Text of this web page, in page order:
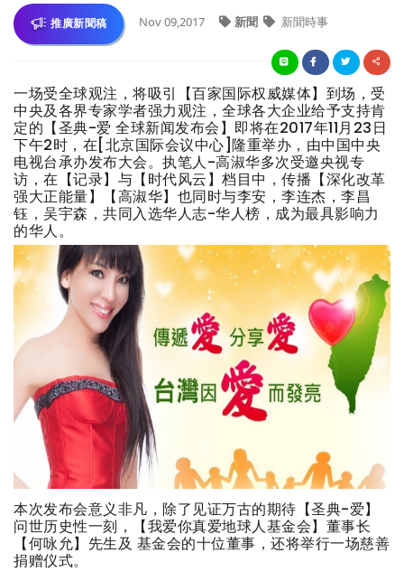
推廣新聞稿 Nov 09,2017 新聞 新聞時事
一场受全球观注，将吸引【百家国际权威媒体】到场，受
中央及各界专家学者强力观注，全球各大企业给予支持肯
定的【圣典-爱 全球新闻发布会】即将在2017年11月23日
下午2时，在[北京国际会议中心]隆重举办，由中国中央
电视台承办发布大会。执笔人-高淑华多次受邀央视专
访，在【记录】与【时代风云】档目中，传播【深化改革
强大正能量】【高淑华】也同时与李安，李连杰，李昌
钰，吴宇森，共同入选华人志-华人榜，成为最具影响力
的华人。
本次发布会意义非凡，除了见证万古的期待【圣典-爱】
问世历史性一刻，【我爱你真爱地球人基金会】董事长
【何咏允】先生及 基金会的十位董事，还将举行一场慈善
捐赠仪式。